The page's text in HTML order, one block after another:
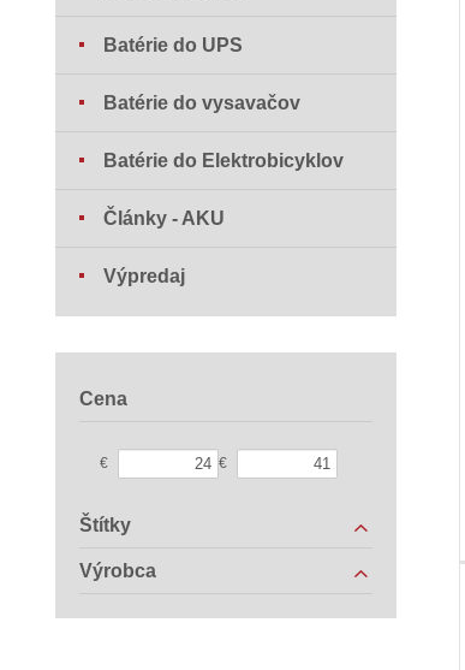
Batérie do UPS
Batérie do vysavačov
Batérie do Elektrobicyklov
Články - AKU
Výpredaj
Cena
€ €
Štítky
Výrobca